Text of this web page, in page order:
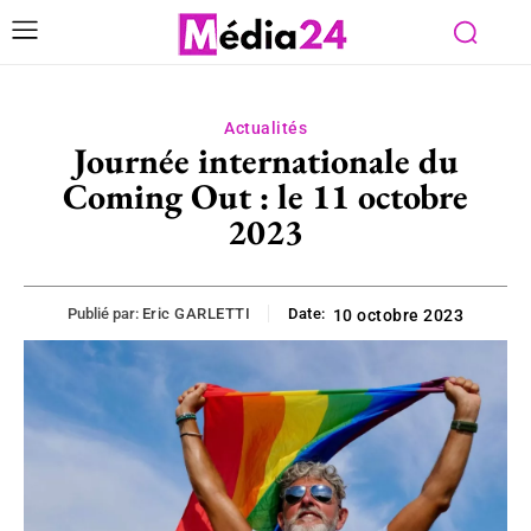
Actualités
Journée internationale du
Coming Out : le 11 octobre
2023
Publié par: Eric GARLETTI Date: 10 octobre 2023